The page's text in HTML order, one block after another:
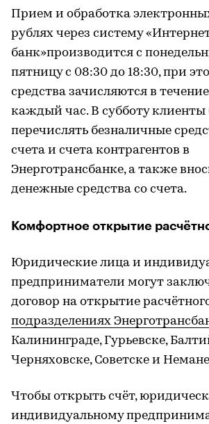
Прием и обработка
рублях через систему
банк»производится с
пятницу с 08:30 до 18:30, при
средства зачисляются в
каждый час. В субботу клиенты
перечислять безналичные
счета и счета контрагентов в
Энерготрансбанке, а также
денежные средства со счета.
Комфортное открытие
Юридические лица и
предприниматели могут
договор на открытие
подразделениях
Калининграде, Гурьевске,
Черняховске, Советске и
Чтобы открыть счёт,
индивидуальному